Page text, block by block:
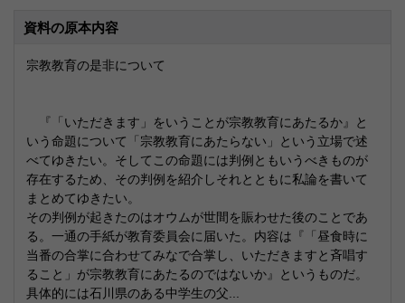
資料の原本内容
宗教教育の是非について
『「いただきます」をいうことが宗教教育にあたるか』と
いう命題について「宗教教育にあたらない」という立場で述
べてゆきたい。そしてこの命題には判例ともいうべきものが
存在するため、その判例を紹介しそれとともに私論を書いて
まとめてゆきたい。
その判例が起きたのはオウムが世間を賑わせた後のことであ
る。一通の手紙が教育委員会に届いた。内容は『「昼食時に
当番の合掌に合わせてみなで合掌し、いただきますと斉唱す
ること」が宗教教育にあたるのではないか』というものだ。
具体的には石川県のある中学生の父...